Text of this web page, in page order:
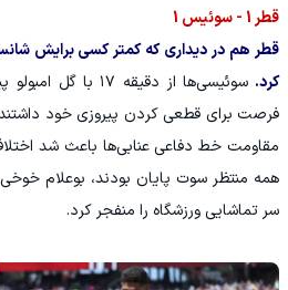
قطر 1 - سوئیس 1
قطر هم در دیداری که کمتر کسی برایش
کرد.
سوئیسی‌ها از دقیقه
فرصت برای قطعی کردن پیروزی خود
مقاومت خط دفاعی عنابی‌ها باعث شد
سر تماشایی ورزشگاه را منفجر کرد.